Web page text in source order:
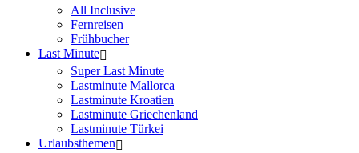
All Inclusive
Fernreisen
Frühbucher
Last Minute
Super Last Minute
Lastminute Mallorca
Lastminute Kroatien
Lastminute Griechenland
Lastminute Türkei
Urlaubsthemen